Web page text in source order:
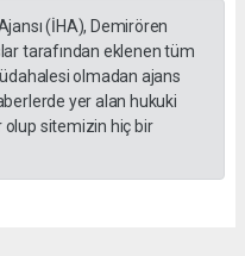
(İHA), Demirören
tarafından eklenen tüm
olmadan ajans
yer alan hukuki
sitemizin hiç bir